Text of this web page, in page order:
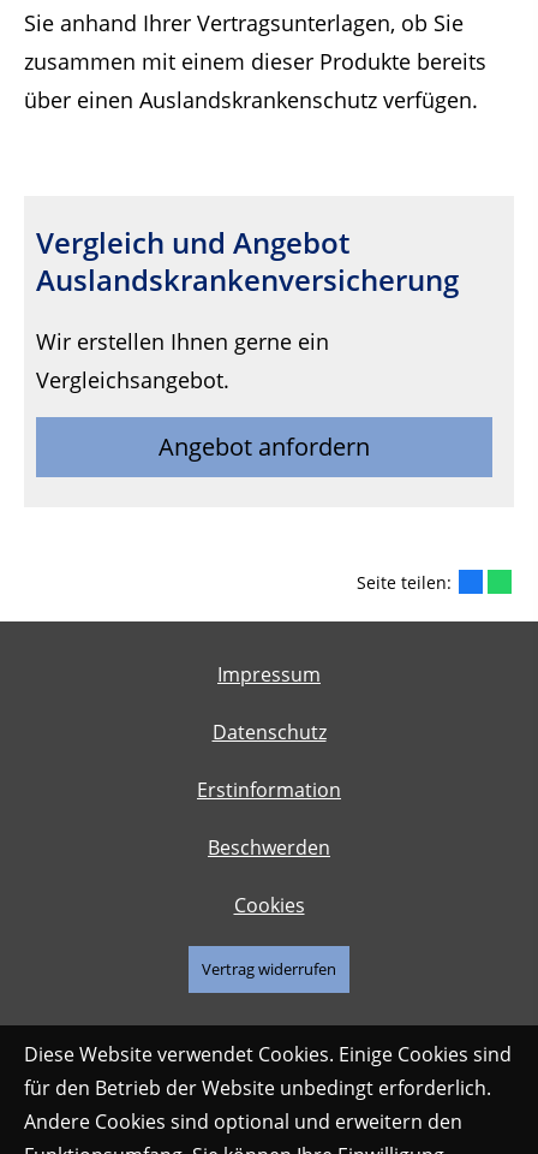
Sie anhand Ihrer Vertragsunterlagen, ob Sie
zusammen mit einem dieser Produkte bereits
über einen Auslandskrankenschutz verfügen.
Vergleich und Angebot
Auslandskrankenversicherung
Wir erstellen Ihnen gerne ein
Vergleichsangebot.
Angebot anfordern
Seite teilen:
Impressum
Datenschutz
Erstinformation
Beschwerden
Cookies
Vertrag widerrufen
Diese Website verwendet Cookies. Einige Cookies sind
für den Betrieb der Website unbedingt erforderlich.
Andere Cookies sind optional und erweitern den